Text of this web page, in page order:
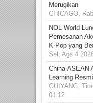
Merugikan
CHICAGO,
NOL World
Pemesanan
K-Pop yang
Sel, Ags 4
China-ASEAN
Learning
GUIYANG,
01.12